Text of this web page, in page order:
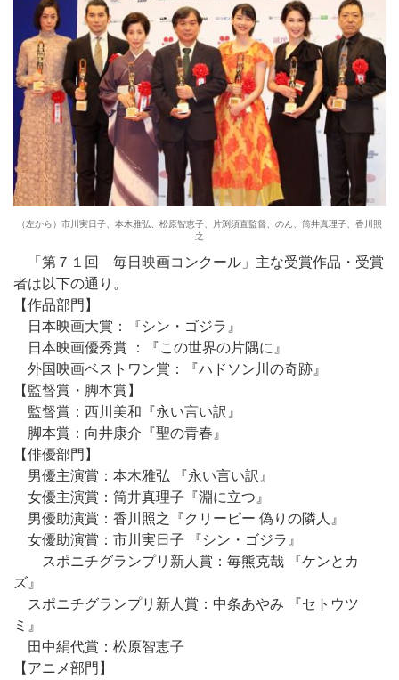
（左から）市川実日子、本木雅弘、松原智恵子、片渕須直監督、のん、筒井真理子、香川照
之
「第７１回 毎日映画コンクール」主な受賞作品・受賞
者は以下の通り。
【作品部門】
日本映画大賞：『シン・ゴジラ』
日本映画優秀賞 ：『この世界の片隅に』
外国映画ベストワン賞：『ハドソン川の奇跡』
【監督賞・脚本賞】
監督賞：西川美和『永い言い訳』
脚本賞：向井康介『聖の青春』
【俳優部門】
男優主演賞：本木雅弘 『永い言い訳』
女優主演賞：筒井真理子『淵に立つ』
男優助演賞：香川照之『クリーピー 偽りの隣人』
女優助演賞：市川実日子 『シン・ゴジラ』
スポニチグランプリ新人賞：毎熊克哉 『ケンとカ
ズ』
スポニチグランプリ新人賞：中条あやみ 『セトウツ
ミ』
田中絹代賞：松原智恵子
【アニメ部門】